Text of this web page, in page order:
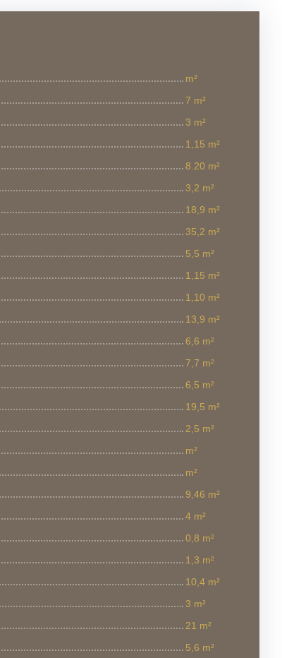
m²
7 m²
3 m²
1,15 m²
8.20 m²
3,2 m²
18,9 m²
35,2 m²
5,5 m²
1,15 m²
1,10 m²
13,9 m²
6,6 m²
7,7 m²
6,5 m²
19,5 m²
2,5 m²
m²
m²
9,46 m²
4 m²
0,8 m²
1,3 m²
10,4 m²
3 m²
21 m²
5,6 m²